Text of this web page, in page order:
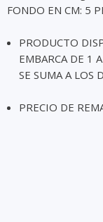
FONDO EN CM: 5
PRODUCTO
EMBARCA DE 1
SE SUMA A LOS
PRECIO DE